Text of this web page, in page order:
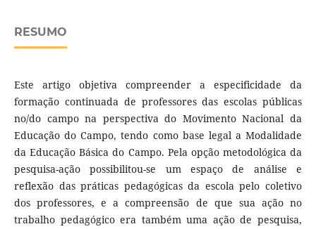
RESUMO
Este artigo objetiva compreender a especificidade da
formação continuada de professores das escolas públicas
no/do campo na perspectiva do Movimento Nacional da
Educação do Campo, tendo como base legal a Modalidade
da Educação Básica do Campo. Pela opção metodológica da
pesquisa-ação possibilitou-se um espaço de análise e
reflexão das práticas pedagógicas da escola pelo coletivo
dos professores, e a compreensão de que sua ação no
trabalho pedagógico era também uma ação de pesquisa,